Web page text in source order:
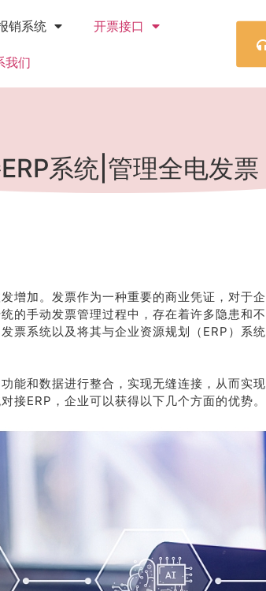
销系统 开票接口
我们
系统|管理全电发票
增加。发票作为一种重要的商业凭证，对于企
的手动发票管理过程中，存在着许多隐患和不
票系统以及将其与企业资源规划（ERP）系统
能和数据进行整合，实现无缝连接，从而实现
接ERP，企业可以获得以下几个方面的优势。